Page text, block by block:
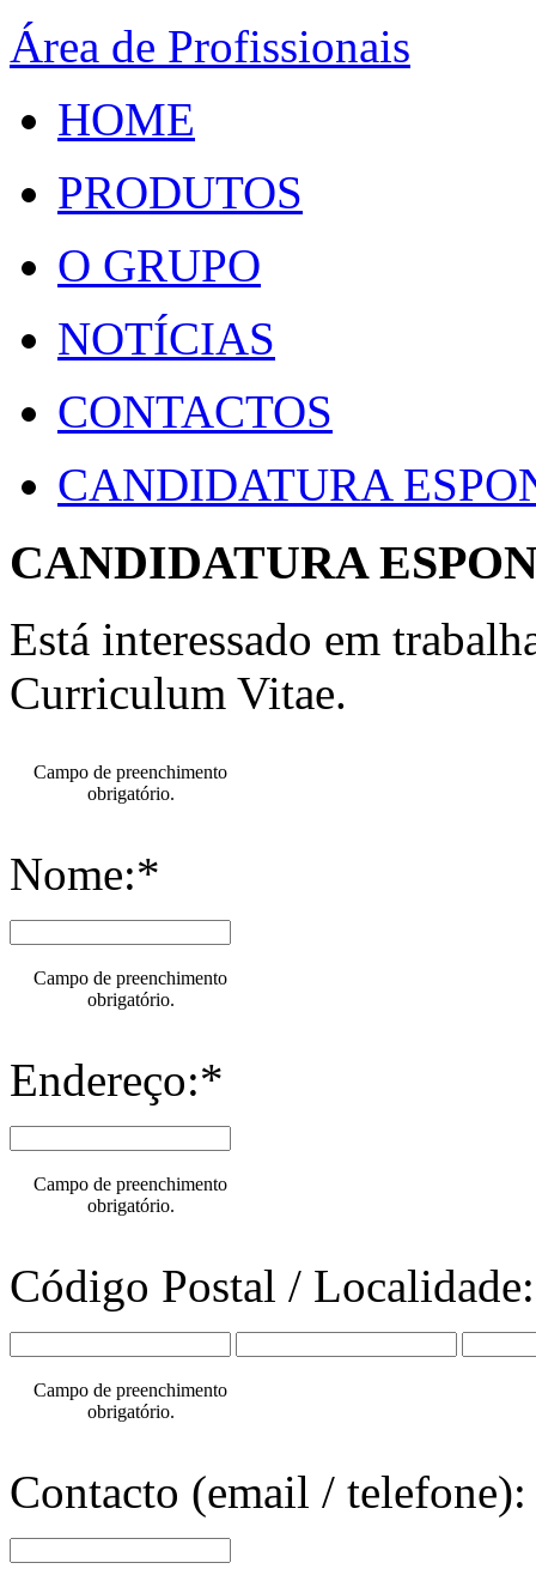
Área de Profissionais
HOME
PRODUTOS
O GRUPO
NOTÍCIAS
CONTACTOS
CANDIDATURA
CANDIDATURA
Está interessado em
Curriculum Vitae.
Campo de preenchimento
obrigatório.
Nome:*
Campo de preenchimento
obrigatório.
Endereço:*
Campo de preenchimento
obrigatório.
Código Postal /
Campo de preenchimento
obrigatório.
Contacto (email /